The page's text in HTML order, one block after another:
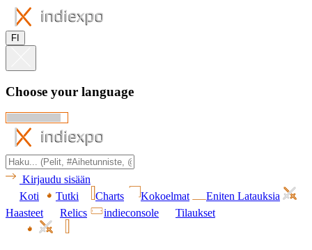
FI
Choose your language
Kirjaudu sisään
Koti
Tutki Charts Kokoelmat
Eniten Latauksia
Haasteet
Relics indieconsole Tilaukset